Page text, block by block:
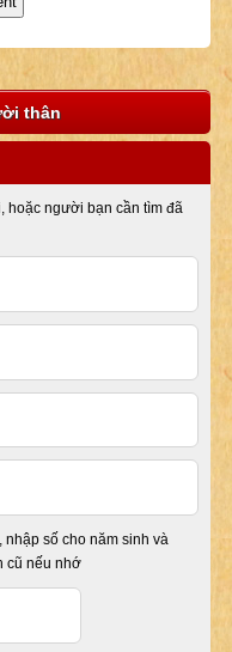
thân
hoặc người bạn cần tìm đã
nhập số cho năm sinh và
cũ nếu nhớ